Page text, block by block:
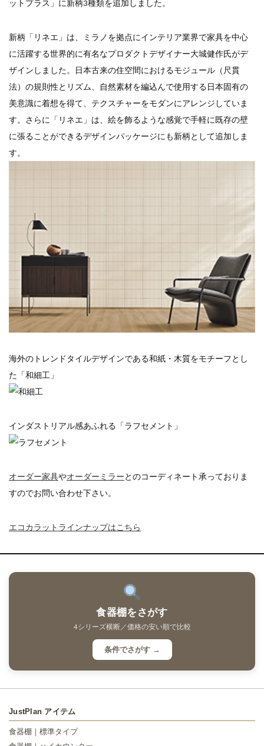
ットプラス」に新柄3種類を追加しました。
新柄「リネエ」は、ミラノを拠点にインテリア業界で家具を中⼼
に活躍する世界的に有名なプロダクトデザイナー大城健作氏がデ
ザインしました。⽇本古来の住空間におけるモジュール（尺貫
法）の規則性とリズム、⾃然素材を編込んで使⽤する⽇本固有の
美意識に着想を得て、テクスチャーをモダンにアレンジしていま
す。さらに「リネエ」は、絵を飾るような感覚で手軽に既存の壁
に張ることができるデザインパッケージにも新柄として追加しま
す。
海外のトレンドタイルデザインである和紙・木質をモチーフとし
た「和細工」
インダストリアル感あふれる「ラフセメント」
オーダー家具やオーダーミラーとのコーディネート承っておりま
すのでお問い合わせ下さい。
エコカラットラインナップはこちら
食器棚をさがす
4シリーズ横断／価格の安い順で比較
条件でさがす →
JustPlan アイテム
食器棚｜標準タイプ